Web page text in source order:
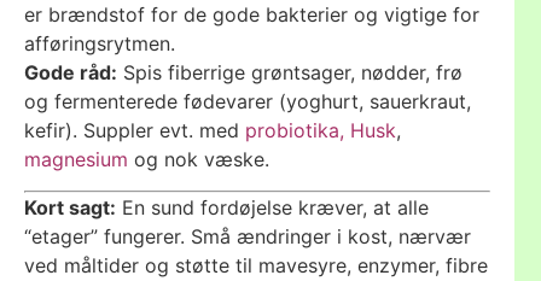
er brændstof for de gode bakterier og vigtige for
afføringsrytmen.
Gode råd: Spis fiberrige grøntsager, nødder, frø
og fermenterede fødevarer (yoghurt, sauerkraut,
kefir). Suppler evt. med probiotika, Husk,
magnesium og nok væske.
Kort sagt: En sund fordøjelse kræver, at alle
“etager” fungerer. Små ændringer i kost, nærvær
ved måltider og støtte til mavesyre, enzymer, fibre